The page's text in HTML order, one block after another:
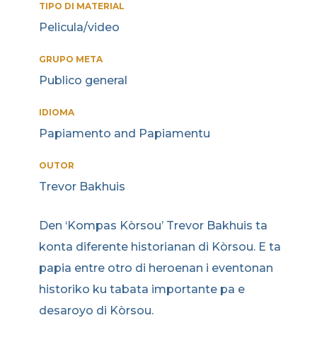
TIPO DI MATERIAL
Pelicula/video
GRUPO META
Publico general
IDIOMA
Papiamento and Papiamentu
OUTOR
Trevor Bakhuis
Den ‘Kompas Kòrsou’ Trevor Bakhuis ta
konta diferente historianan di Kòrsou. E ta
papia entre otro di heroenan i eventonan
historiko ku tabata importante pa e
desaroyo di Kòrsou.